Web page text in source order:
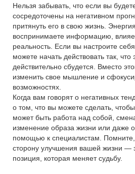
Нельзя забывать, что если вы
сосредоточены на негативном
притянуть его в свою жизнь.
воспринимаете информацию,
реальность. Если вы настроите
можете начать действовать так, что
действительно сбудется. Вместо
изменить свое мышление и
возможностях.
Когда вам говорят о негативных
о том, что вы можете сделать,
может быть работа над собой,
изменение образа жизни или даже
помощью к специалистам.
сторону улучшения вашей жизни —
позиция, которая меняет судьбу.